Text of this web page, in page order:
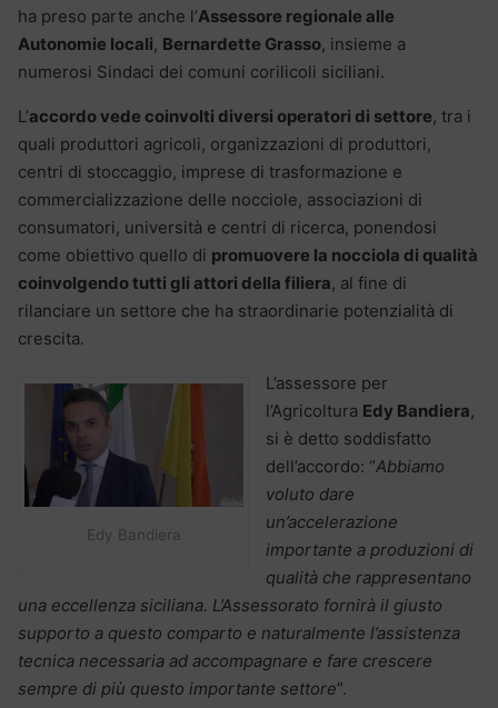
ha preso parte anche l’Assessore regionale alle
Autonomie locali, Bernardette Grasso, insieme a
numerosi Sindaci dei comuni corilicoli siciliani.
L’accordo vede coinvolti diversi operatori di settore, tra i
quali produttori agricoli, organizzazioni di produttori,
centri di stoccaggio, imprese di trasformazione e
commercializzazione delle nocciole, associazioni di
consumatori, università e centri di ricerca, ponendosi
come obiettivo quello di promuovere la nocciola di qualità
coinvolgendo tutti gli attori della filiera, al fine di
rilanciare un settore che ha straordinarie potenzialità di
crescita.
Edy Bandiera
L’assessore per
l’Agricoltura Edy Bandiera,
si è detto soddisfatto
dell’accordo: “Abbiamo
voluto dare
un’accelerazione
importante a produzioni di
qualità che rappresentano
una eccellenza siciliana. L’Assessorato fornirà il giusto
supporto a questo comparto e naturalmente l’assistenza
tecnica necessaria ad accompagnare e fare crescere
sempre di più questo importante settore”.